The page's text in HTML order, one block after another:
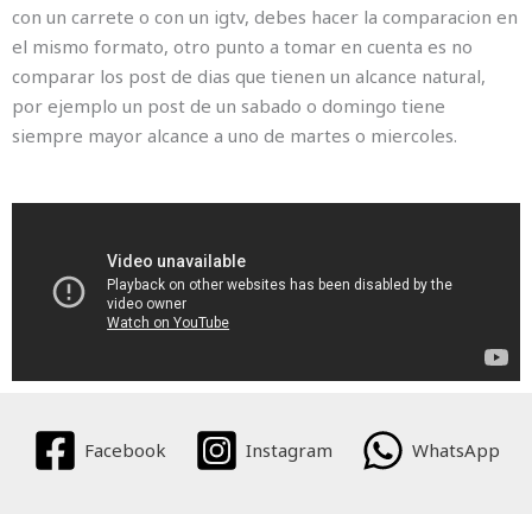
con un carrete o con un igtv, debes hacer la comparacion en
el mismo formato, otro punto a tomar en cuenta es no
comparar los post de dias que tienen un alcance natural,
por ejemplo un post de un sabado o domingo tiene
siempre mayor alcance a uno de martes o miercoles.
Facebook Instagram WhatsApp